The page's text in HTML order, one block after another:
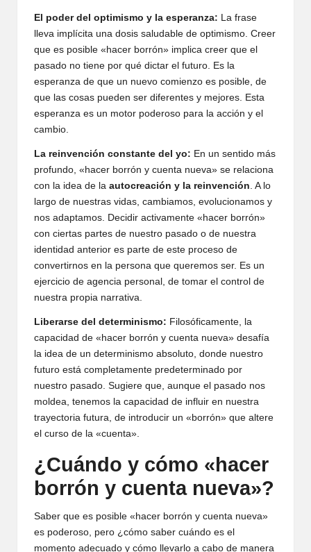
El poder del optimismo y la esperanza: La frase
lleva implícita una dosis saludable de optimismo. Creer
que es posible «hacer borrón» implica creer que el
pasado no tiene por qué dictar el futuro. Es la
esperanza de que un nuevo comienzo es posible, de
que las cosas pueden ser diferentes y mejores. Esta
esperanza es un motor poderoso para la acción y el
cambio.
La reinvención constante del yo: En un sentido más
profundo, «hacer borrón y cuenta nueva» se relaciona
con la idea de la autocreación y la reinvención. A lo
largo de nuestras vidas, cambiamos, evolucionamos y
nos adaptamos. Decidir activamente «hacer borrón»
con ciertas partes de nuestro pasado o de nuestra
identidad anterior es parte de este proceso de
convertirnos en la persona que queremos ser. Es un
ejercicio de agencia personal, de tomar el control de
nuestra propia narrativa.
Liberarse del determinismo: Filosóficamente, la
capacidad de «hacer borrón y cuenta nueva» desafía
la idea de un determinismo absoluto, donde nuestro
futuro está completamente predeterminado por
nuestro pasado. Sugiere que, aunque el pasado nos
moldea, tenemos la capacidad de influir en nuestra
trayectoria futura, de introducir un «borrón» que altere
el curso de la «cuenta».
¿Cuándo y cómo «hacer
borrón y cuenta nueva»?
Saber que es posible «hacer borrón y cuenta nueva»
es poderoso, pero ¿cómo saber cuándo es el
momento adecuado y cómo llevarlo a cabo de manera